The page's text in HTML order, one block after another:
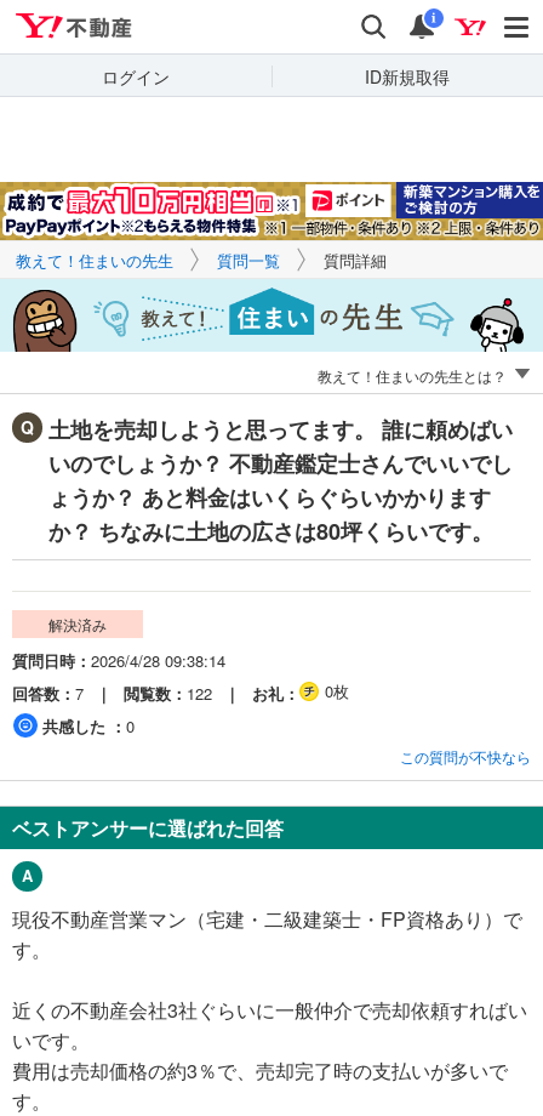
検索 通知
i
ログイン ID新規取得
キーワードで
質問を探す
教えて！住まいの先生 質問一覧 質問詳細
教えて！住まいの先生とは？
土地を売却しようと思ってます。 誰に頼めばい
いのでしょうか？ 不動産鑑定士さんでいいでし
ょうか？ あと料金はいくらぐらいかかります
か？ ちなみに土地の広さは80坪くらいです。
解決済み
質問日時
2026/4/28 09:38:14
回答数
7 閲覧数 122 お礼
0枚
共感した
0
この質問が不快なら
ベストアンサーに選ばれた回答
現役不動産営業マン（宅建・二級建築士・FP資格あり）で
す。
近くの不動産会社3社ぐらいに一般仲介で売却依頼すればい
いです。
費用は売却価格の約3％で、売却完了時の支払いが多いで
す。